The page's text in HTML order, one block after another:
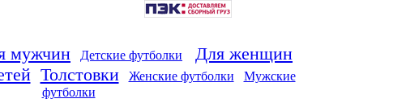
мужчин Детские футболки Для женщин
Толстовки Женские футболки
Мужские
футболки